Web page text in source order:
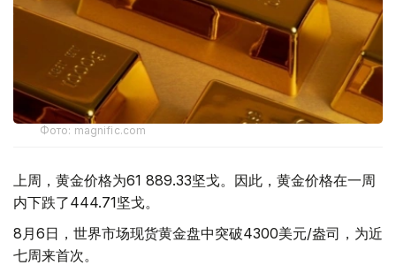
Фото: magnific.com
上周，黄金价格为61 889.33坚戈。因此，黄金价格在一周
内下跌了444.71坚戈。
8月6日，世界市场现货黄金盘中突破4300美元/盎司，为近
七周来首次。